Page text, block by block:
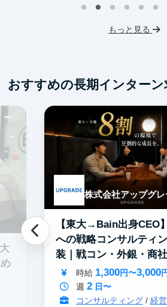
交通費支給
もっと見る
おすすめの長期インターン
株式会社アップグレ
【東大→Bain出身CEO
への戦略コンサルティ
装｜戦コン・外銀・商
数
時給 1,300円〜3,000
週 2日〜
コンサルティング/ 経